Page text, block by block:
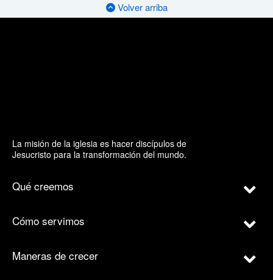
Volver arriba
La misión de la iglesia es hacer discípulos de
Jesucristo para la transformación del mundo.
Qué creemos
Cómo servimos
Maneras de crecer